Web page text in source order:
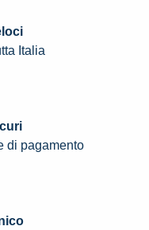
Italia
di pagamento